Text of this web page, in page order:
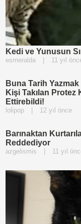
Kedi ve Yunusun
esmeralda 11 yıl
Buna Tarih
Kişi Takılan Protez
Ettirebildi!
lolipop 12 yıl önce
Barınaktan
Reddediyor
azgelismis 11 yıl